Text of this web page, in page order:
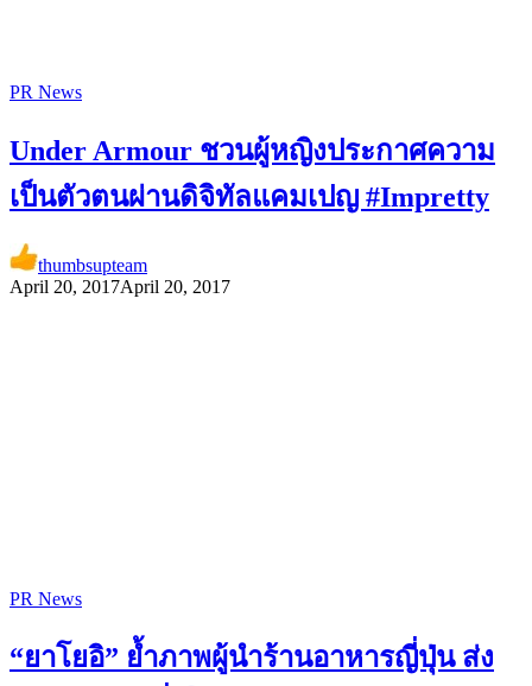
PR News
Under Armour ชวนผู้หญิงประกาศความ
เป็นตัวตนผ่านดิจิทัลแคมเปญ #Impretty
thumbsupteam
April 20, 2017April 20, 2017
PR News
“ยาโยอิ” ย้ำภาพผู้นำร้านอาหารญี่ปุ่น ส่ง